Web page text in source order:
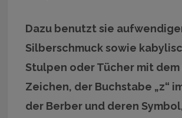
Dazu benutzt sie
Silberschmuck sowie
Stulpen oder Tücher mit
Zeichen, der Buchstabe „z“
der Berber und deren